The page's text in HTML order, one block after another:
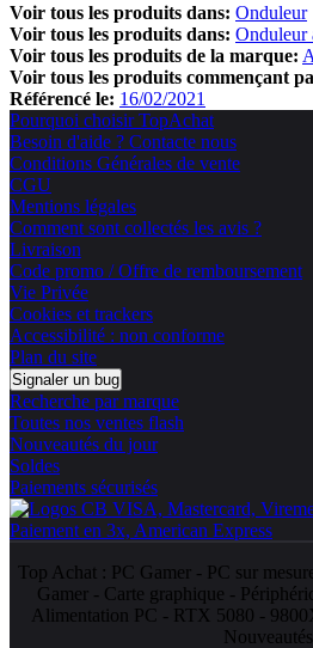
Voir tous les produits dans: Onduleur
Voir tous les produits dans: Onduleur
Voir tous les produits de la marque:
Voir tous les produits commençant
Référencé le: 16/02/2021
Pourquoi choisir TopAchat
Besoin d'aide ? Contacte nous
Conditions Générales de vente
CGU
Mentions légales
Comment sont collectés les avis ?
Livraison
Code promo / Offre de remboursement
Vie Privée
Cookies et trackers
Accessibilité : non conforme
Plan du site
Signaler un bug
Recherche par marque
Toutes nos ventes flash
Nouveautés du jour
Soldes
Paiements sécurisés
Top Achat : PC Gamer- PC sur
Gamer - Carte graphique -
Alimentation PC - RTX 5080 -
Nouveautés